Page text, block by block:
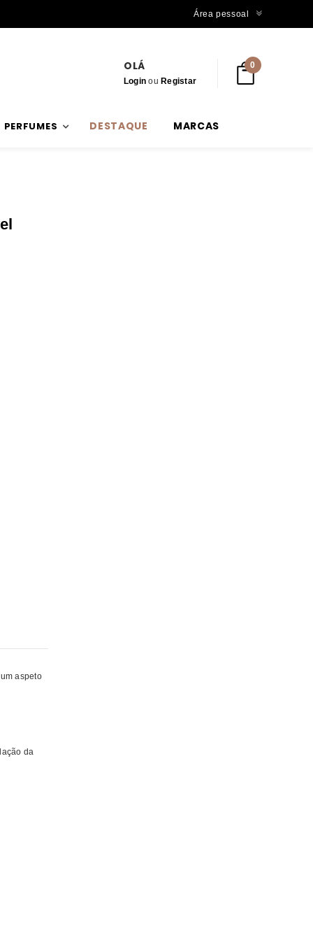
Área pessoal
OLÁ
Login ouRegistar
0
PERFUMES DESTAQUE MARCAS
aspeto
da